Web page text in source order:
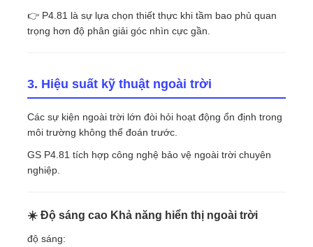
👉 P4.81 là sự lựa chọn thiết thực khi tầm bao phủ quan
trọng hơn độ phân giải góc nhìn cực gần.
3. Hiệu suất kỹ thuật ngoài trời
Các sự kiện ngoài trời lớn đòi hỏi hoạt động ổn định trong
môi trường không thể đoán trước.
GS P4.81 tích hợp công nghệ bảo vệ ngoài trời chuyên
nghiệp.
☀️ Độ sáng cao Khả năng hiển thị ngoài trời
độ sáng: